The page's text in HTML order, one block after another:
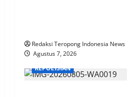
Redaksi Teropong Indonesia News
Agustus 7, 2026
KEPOLISIAN